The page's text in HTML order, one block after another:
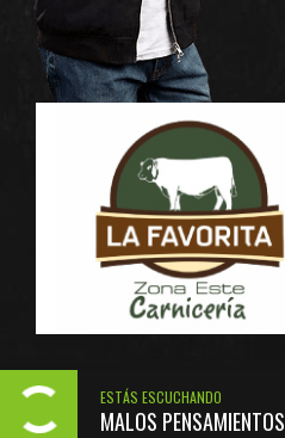
ESTÁS ESCUCHANDO
MALOS PENSAMIENTOS